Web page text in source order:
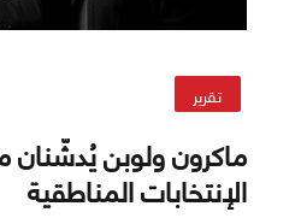
تقرير
ماكرون ولوبن يُدشّنان
الإنتخابات المناطقية